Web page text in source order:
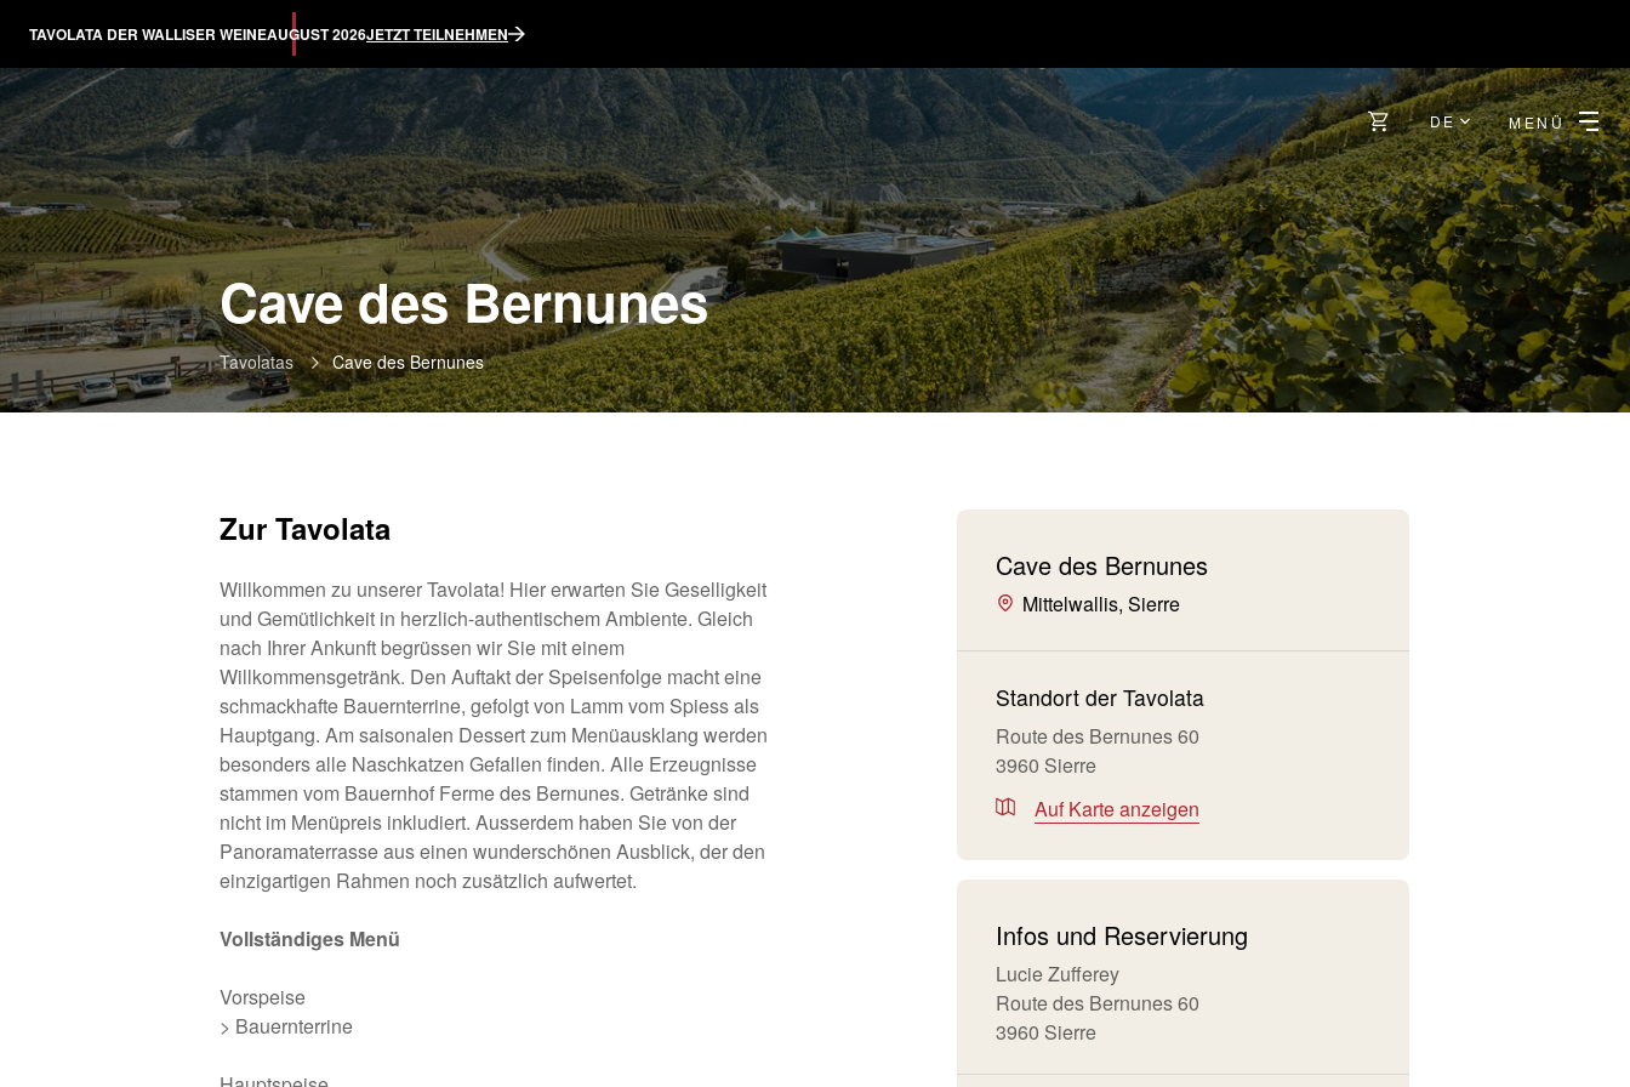
TAVOLATA DER WALLISER WEINEAUGUST 2026JETZT TEILNEHMEN
DE MENÜ
Cave des Bernunes
Tavolatas Cave des Bernunes
Zur Tavolata
Willkommen zu unserer Tavolata! Hier erwarten Sie Geselligkeit
und Gemütlichkeit in herzlich-authentischem Ambiente. Gleich
nach Ihrer Ankunft begrüssen wir Sie mit einem
Willkommensgetränk. Den Auftakt der Speisenfolge macht eine
schmackhafte Bauernterrine, gefolgt von Lamm vom Spiess als
Hauptgang. Am saisonalen Dessert zum Menüausklang werden
besonders alle Naschkatzen Gefallen finden. Alle Erzeugnisse
stammen vom Bauernhof Ferme des Bernunes. Getränke sind
nicht im Menüpreis inkludiert. Ausserdem haben Sie von der
Panoramaterrasse aus einen wunderschönen Ausblick, der den
einzigartigen Rahmen noch zusätzlich aufwertet.
Vollständiges Menü
Vorspeise
> Bauernterrine
Cave des Bernunes
Mittelwallis, Sierre
Standort der Tavolata
Route des Bernunes 60
3960 Sierre
Auf Karte anzeigen
Infos und Reservierung
Lucie Zufferey
Route des Bernunes 60
3960 Sierre